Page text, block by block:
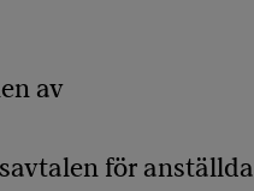
av
för